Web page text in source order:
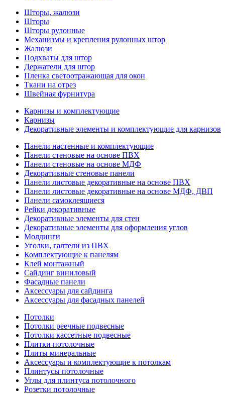
Шторы, жалюзи
Шторы
Шторы рулонные
Механизмы и крепления рулонных штор
Жалюзи
Подхваты для штор
Держатели для штор
Пленка светоотражающая для окон
Ткани на отрез
Швейная фурнитура
Карнизы и комплектующие
Карнизы
Декоративные элементы и комплектующие для карнизов
Панели настенные и комплектующие
Панели стеновые на основе ПВХ
Панели стеновые на основе МДФ
Декоративные стеновые панели
Панели листовые декоративные на основе ПВХ
Панели листовые декоративные на основе МДФ, ДВП
Панели самоклеящиеся
Рейки декоративные
Декоративные элементы для стен
Декоративные элементы для оформления углов
Молдинги
Уголки, галтели из ПВХ
Комплектующие к панелям
Клей монтажный
Сайдинг виниловый
Фасадные панели
Аксессуары для сайдинга
Аксессуары для фасадных панелей
Потолки
Потолки реечные подвесные
Потолки кассетные подвесные
Плитки потолочные
Плиты минеральные
Аксессуары и комплектующие к потолкам
Плинтусы потолочные
Углы для плинтуса потолочного
Розетки потолочные